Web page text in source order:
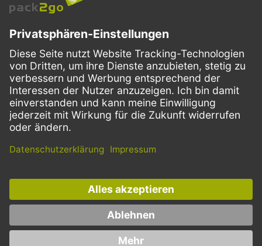
VERSANDARTEN
FacebookInstagramLinkedIn
Dieses Angebot ist ausschließlich für Gastronomie, Handel, Industrie,
Handwerk, öffentliche Einrichtungen und die freien Berufe bestimmt.